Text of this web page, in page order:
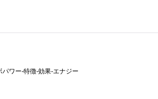
ワー-特徴-効果-エナジー